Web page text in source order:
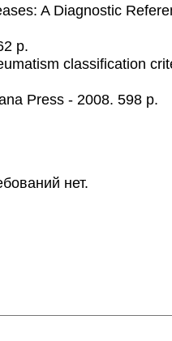
A Diagnostic
p.
сlassification
Press - 2008. 598 p.
нет.